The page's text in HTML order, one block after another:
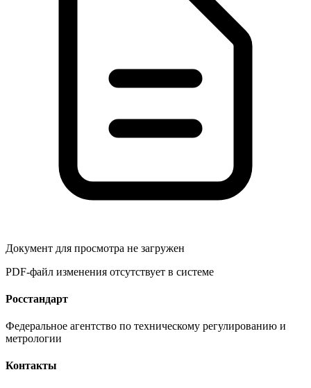
Документ для просмотра не загружен
PDF-файл изменения отсутствует в системе
Росстандарт
Федеральное агентство по техническому регулированию и
метрологии
Контакты